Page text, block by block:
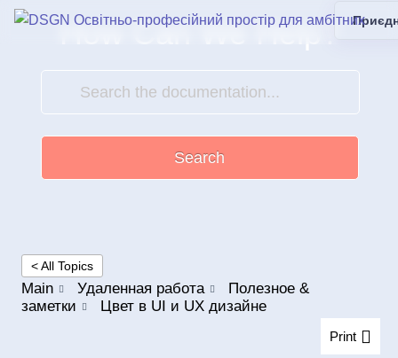
How Can We Help?
Search
< All Topics
Main Удаленная работа
Полезное &
заметки
Цвет в UI и UX дизайне
Print